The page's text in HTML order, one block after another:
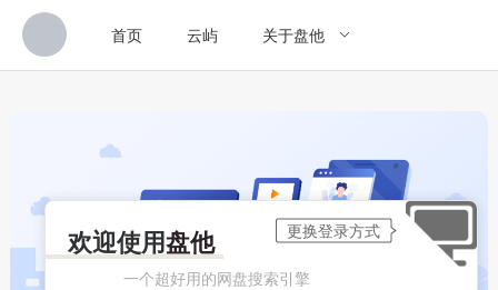
首页 云屿 关于盘他
欢迎使用盘他
一个超好用的网盘搜索引擎